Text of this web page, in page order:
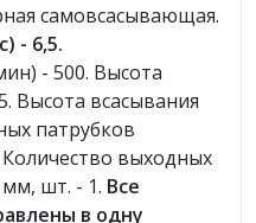
самовсасывающая.
- 6,5.
- 500. Высота
Высота всасывания
патрубков
выходных
шт. - 1. Все
в одну